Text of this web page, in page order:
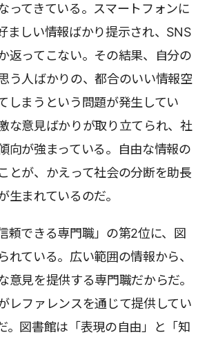
ってきている。スマートフォンに
ましい情報ばかり提示され、SNS
返ってこない。その結果、自分の
う人ばかりの、都合のいい情報空
しまうという問題が発生してい
な意見ばかりが取り立てられ、社
向が強まっている。自由な情報の
とが、かえって社会の分断を助長
生まれているのだ。
頼できる専門職」の第2位に、図
れている。広い範囲の情報から、
意見を提供する専門職だからだ。
レファレンスを通じて提供してい
。図書館は「表現の自由」と「知